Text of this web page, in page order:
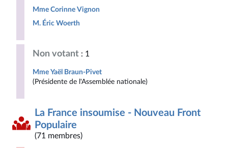
Mme Corinne Vignon
M. Éric Woerth
Non votant : 1
Mme Yaël Braun-Pivet
(Présidente de l'Assemblée nationale)
La France insoumise - Nouveau Front
Populaire
(71 membres)